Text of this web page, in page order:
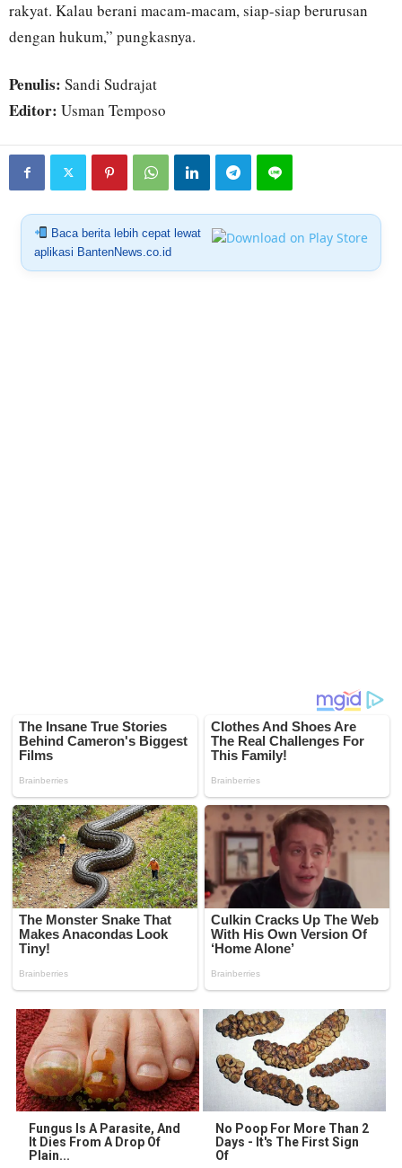
rakyat. Kalau berani macam-macam, siap-siap berurusan
dengan hukum,” pungkasnya.
Penulis: Sandi Sudrajat
Editor: Usman Temposo
Baca berita lebih cepat lewat
aplikasi BantenNews.co.id
Fungus Is A Parasite, And
It Dies From A Drop Of
Plain...
No Poop For More Than 2
Days - It's The First Sign
Of